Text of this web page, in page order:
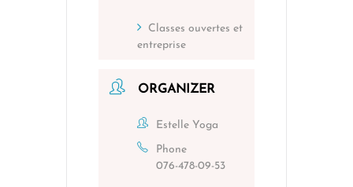
Classes ouvertes et
entreprise
ORGANIZER
Estelle Yoga
Phone
076-478-09-53